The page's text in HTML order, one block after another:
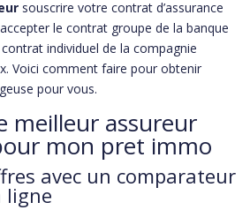
souscrire votre contrat d’assurance
le contrat groupe de la banque
individuel de la compagnie
Voici comment faire pour obtenir
pour vous.
meilleur assureur
mon pret immo
avec un comparateur
ligne